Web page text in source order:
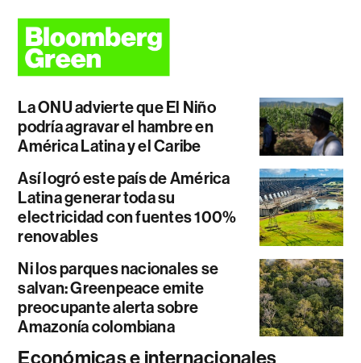
La ONU advierte que El Niño
podría agravar el hambre en
América Latina y el Caribe
Así logró este país de América
Latina generar toda su
electricidad con fuentes 100%
renovables
Ni los parques nacionales se
salvan: Greenpeace emite
preocupante alerta sobre
Amazonía colombiana
Económicas e internacionales